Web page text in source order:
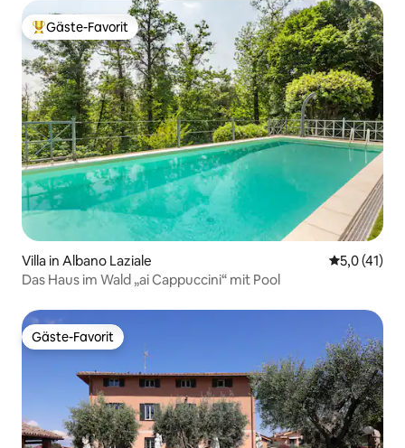
Beliebter Gäste-Favorit.
Gäste-Favorit
Villa in Albano Laziale
5,0 (41)
Das Haus im Wald „ai Cappuccini“ mit Pool
Gäste-Favorit
Gäste-Favorit